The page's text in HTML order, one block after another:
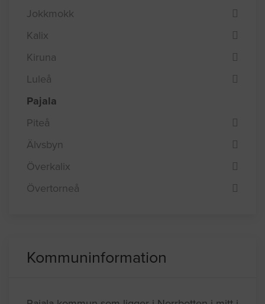
Jokkmokk
Kalix
Kiruna
Luleå
Pajala
Piteå
Älvsbyn
Överkalix
Övertorneå
Kommuninformation